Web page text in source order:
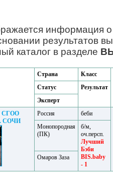
информация
результатов
каталог в разделе
Страна
Класс
Статус
Результат
Эксперт
СГОО
СОЧИ
Россия
беби
Монопородная
(ПК)
б/м,
оч.персп.
Лучший
Бэби
BIS.baby
- 1
Омаров Заза